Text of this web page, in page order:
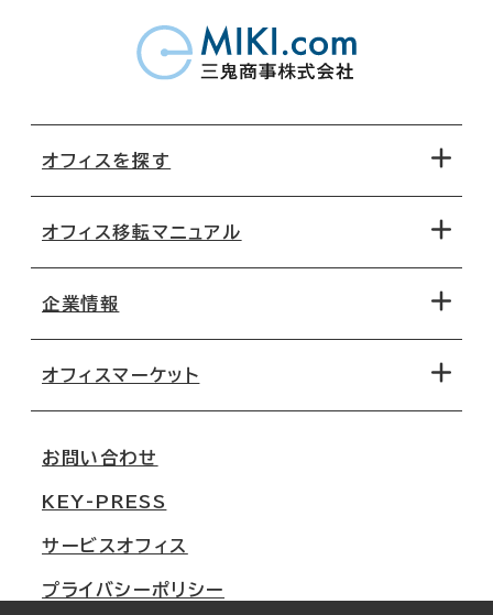
オフィスを探す
地図から探す
路線・駅から探す
オフィス移転マニュアル
移転コストシミュレーション
移転スケジュール
オフィス移転Q&A
企業情報
オフィスマーケット
大阪
名古屋
札幌
お問い合わせ
KEY-PRESS
サービスオフィス
プライバシーポリシー